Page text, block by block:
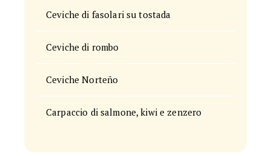
Ceviche di fasolari su tostada
Ceviche di rombo
Ceviche Norteño
Carpaccio di salmone, kiwi e zenzero